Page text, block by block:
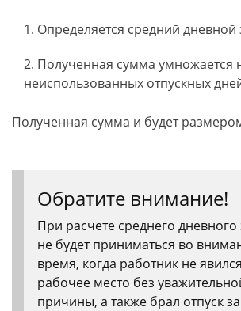
Определяется средний дневной
Полученная сумма умножается
неиспользованных отпускных
Полученная сумма и будет
Обратите внимание!
При расчете среднего дневного
не будет приниматься во
время, когда работник не
рабочее место без
причины, а также брал отпуск